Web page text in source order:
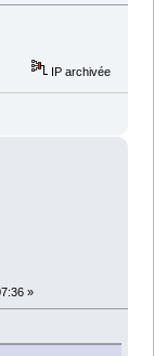
IP archivée
»